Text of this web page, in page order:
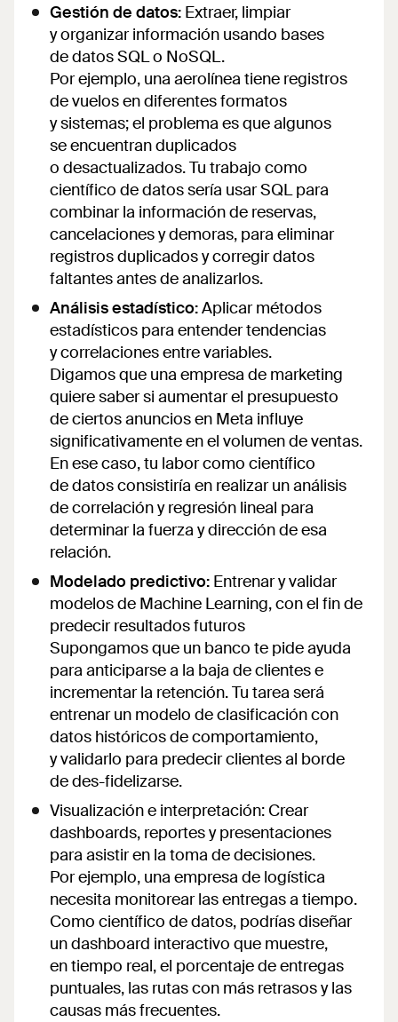
Gestión de datos: Extraer, limpiar
y organizar información usando bases
de datos SQL o NoSQL.
Por ejemplo, una aerolínea tiene registros
de vuelos en diferentes formatos
y sistemas; el problema es que algunos
se encuentran duplicados
o desactualizados. Tu trabajo como
científico de datos sería usar SQL para
combinar la información de reservas,
cancelaciones y demoras, para eliminar
registros duplicados y corregir datos
faltantes antes de analizarlos.
Análisis estadístico:Aplicar métodos
estadísticos para entender tendencias
y correlaciones entre variables.
Digamos que una empresa de marketing
quiere saber si aumentar el presupuesto
de ciertos anuncios en Meta influye
significativamente en el volumen de ventas.
En ese caso, tu labor como científico
de datos consistiría en realizar un análisis
de correlación y regresión lineal para
determinar la fuerza y dirección de esa
relación.
Modelado predictivo: Entrenar y validar
modelos de Machine Learning, con el fin de
predecir resultados futuros
Supongamos que un banco te pide ayuda
para anticiparse a la baja de clientes e
incrementar la retención. Tu tarea será
entrenar un modelo de clasificación con
datos históricos de comportamiento,
y validarlo para predecir clientes al borde
de des-fidelizarse.
Visualización e interpretación: Crear
dashboards, reportes y presentaciones
para asistir en la toma de decisiones.
Por ejemplo, una empresa de logística
necesita monitorear las entregas a tiempo.
Como científico de datos, podrías diseñar
un dashboard interactivo que muestre,
en tiempo real, el porcentaje de entregas
puntuales, las rutas con más retrasos y las
causas más frecuentes.